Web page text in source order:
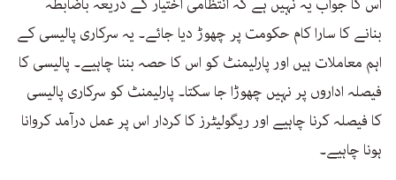
بنانے کا سارا کام حکومت پر چھوڑ دیا جائے۔ یہ سرکاری پالیسی کے
اہم معاملات ہیں اور پارلیمنٹ کو اس کا حصہ بننا چاہیے۔ پالیسی کا
فیصلہ اداروں پر نہیں چھوڑا جا سکتا۔ پارلیمنٹ کو سرکاری پالیسی
کا فیصلہ کرنا چاہیے اور ریگولیٹرز کا کردار اس پر عمل درآمد کروانا
ہونا چاہیے۔